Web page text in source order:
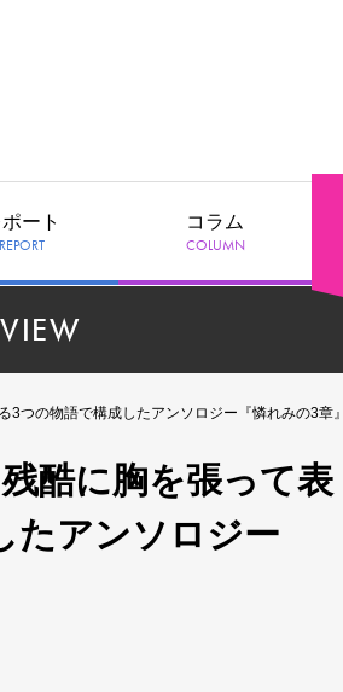
ート
REPORT
コラム
COLUMN
つの物語で構成したアンソロジー『憐れみの3章』
酷に胸を張って表
たアンソロジー